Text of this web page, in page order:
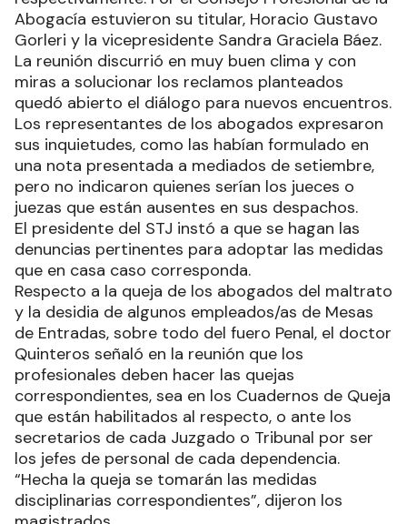
Abogacía estuvieron su titular, Horacio Gustavo
Gorleri y la vicepresidente Sandra Graciela Báez.
La reunión discurrió en muy buen clima y con
miras a solucionar los reclamos planteados
quedó abierto el diálogo para nuevos encuentros.
Los representantes de los abogados expresaron
sus inquietudes, como las habían formulado en
una nota presentada a mediados de setiembre,
pero no indicaron quienes serían los jueces o
juezas que están ausentes en sus despachos.
El presidente del STJ instó a que se hagan las
denuncias pertinentes para adoptar las medidas
que en casa caso corresponda.
Respecto a la queja de los abogados del maltrato
y la desidia de algunos empleados/as de Mesas
de Entradas, sobre todo del fuero Penal, el doctor
Quinteros señaló en la reunión que los
profesionales deben hacer las quejas
correspondientes, sea en los Cuadernos de Queja
que están habilitados al respecto, o ante los
secretarios de cada Juzgado o Tribunal por ser
los jefes de personal de cada dependencia.
“Hecha la queja se tomarán las medidas
disciplinarias correspondientes”, dijeron los